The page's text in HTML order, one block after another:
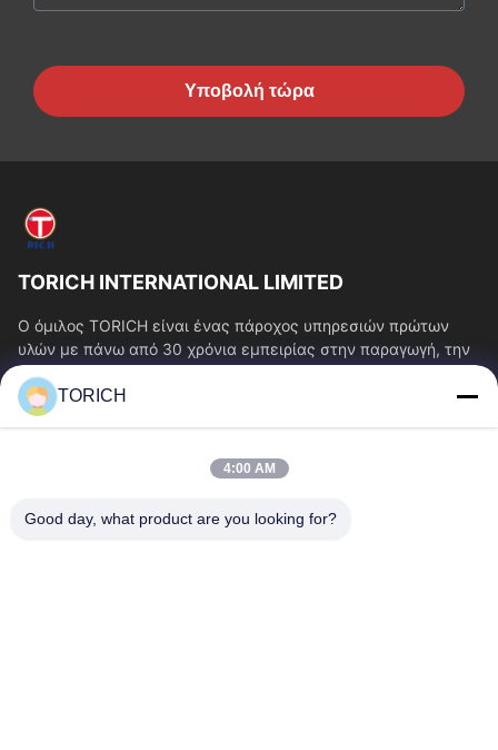
Υποβολή τώρα
TORICH INTERNATIONAL LIMITED
Ο όμιλος TORICH είναι ένας πάροχος υπηρεσιών πρώτων
υλών με πάνω από 30 χρόνια εμπειρίας στην παραγωγή, την
έρευνα και ανάπτυξη, το εμπόριο, την...
Γρήγοροι Σύνδεσμοι
Σχετικά Με Εμάς
Γύρος Εργοστασίων
Ποιοτικός Έλεγχος
TORICH
4:00 AM
Good day, what product are you looking for?